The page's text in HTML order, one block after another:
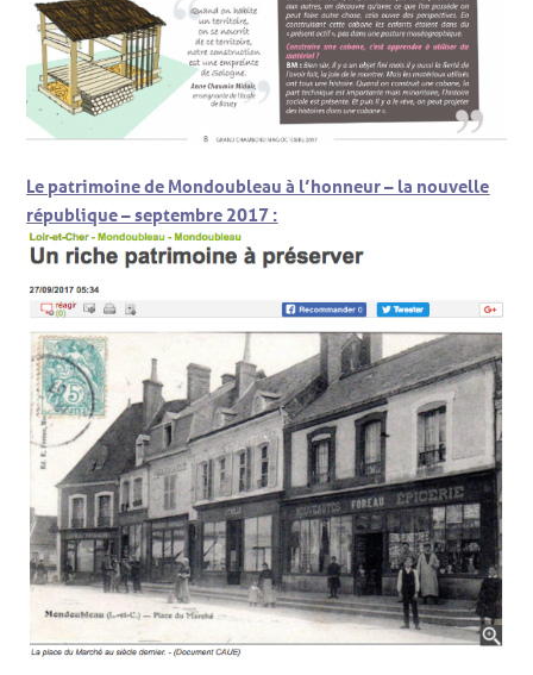
Le patrimoine de Mondoubleau à l’honneur – la nouvelle
république – septembre 2017 :